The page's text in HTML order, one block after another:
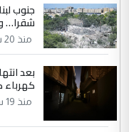
جنوب
شقرا…
منذ 20 ساعة
بعد
كهرباء
منذ 19 ساعة